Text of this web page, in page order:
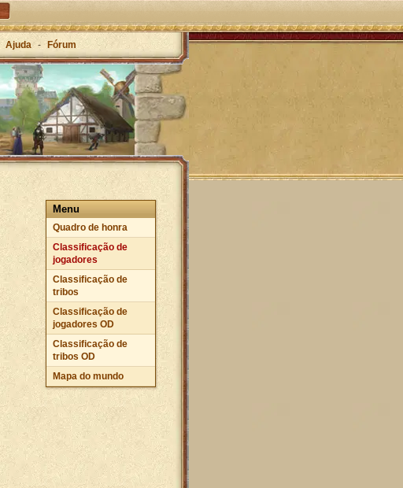
Ajuda - Fórum
Menu
Quadro de honra
Classificação de
jogadores
Classificação de
tribos
Classificação de
jogadores OD
Classificação de
tribos OD
Mapa do mundo